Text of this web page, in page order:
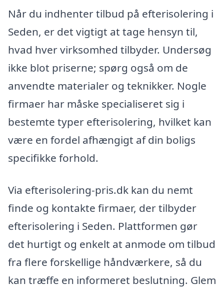
Når du indhenter tilbud på efterisolering i
Seden, er det vigtigt at tage hensyn til,
hvad hver virksomhed tilbyder. Undersøg
ikke blot priserne; spørg også om de
anvendte materialer og teknikker. Nogle
firmaer har måske specialiseret sig i
bestemte typer efterisolering, hvilket kan
være en fordel afhængigt af din boligs
specifikke forhold.
Via efterisolering-pris.dk kan du nemt
finde og kontakte firmaer, der tilbyder
efterisolering i Seden. Plattformen gør
det hurtigt og enkelt at anmode om tilbud
fra flere forskellige håndværkere, så du
kan træffe en informeret beslutning. Glem